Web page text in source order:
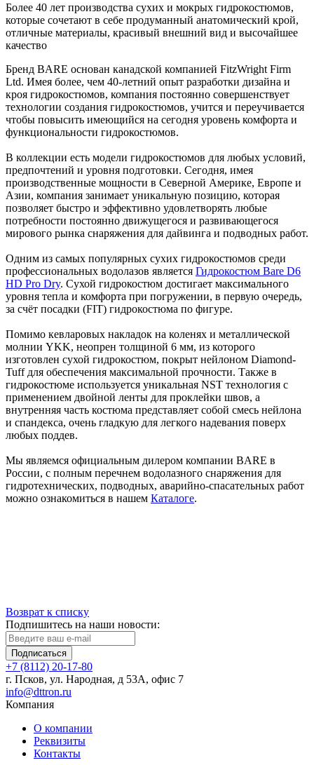
Более 40 лет производства сухих и мокрых гидрокостюмов,
которые сочетают в себе продуманный анатомический крой,
отличные материалы, красивый внешний вид и высочайшее
качество
Бренд BARE основан канадской компанией FitzWright Firm
Ltd. Имея более, чем 40-летний опыт разработки дизайна и
кроя гидрокостюмов, компания постоянно совершенствует
технологии создания гидрокостюмов, учится и переучивается
чтобы повысить имеющийся на сегодня уровень комфорта и
функциональности гидрокостюмов.
В коллекции есть модели гидрокостюмов для любых условий,
предпочтений и уровня подготовки. Сегодня, имея
производственные мощности в Северной Америке, Европе и
Азии, компания занимает уникальную позицию, которая
позволяет быстро и эффективно удовлетворять любые
потребности постоянно движущегося и развивающегося
мирового рынка снаряжения для дайвинга и подводных работ.
Одним из самых популярных сухих гидрокостюмов среди
профессиональных водолазов является Гидрокостюм Bare D6
HD Pro Dry. Сухой гидрокостюм достигает максимального
уровня тепла и комфорта при погружении, в первую очередь,
за счёт посадки (FIT) гидрокостюма по фигуре.
Помимо кевларовых накладок на коленях и металлической
молнии YKK, неопрен толщиной 6 мм, из которого
изготовлен сухой гидрокостюм, покрыт нейлоном Diamond-
Tuff для обеспечения максимальной прочности. Также в
гидрокостюме используется уникальная NST технология с
применением двойной ленты для проклейки швов, а
внутренняя часть костюма представляет собой смесь нейлона
и спандекса, очень гладкую для легкого надевания поверх
любых поддев.
Мы являемся официальным дилером компании BARE в
России, с полным перечнем водолазного снаряжения для
гидротехнических, подводных, аварийно-спасательных работ
можно ознакомиться в нашем Каталоге.
Возврат к списку
Подпишитесь на наши новости:
Подписаться
+7 (8112) 20-17-80
г. Псков, ул. Народная, д 53А, офис 7
info@dttron.ru
Компания
О компании
Реквизиты
Контакты